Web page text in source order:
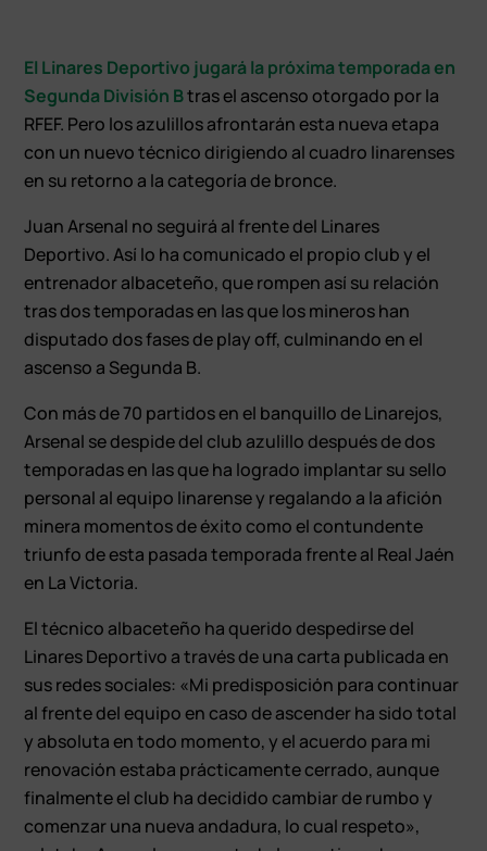
El Linares Deportivo jugará la próxima temporada en
Segunda División Btras el ascenso otorgado por la
RFEF. Pero los azulillos afrontarán esta nueva etapa
con un nuevo técnico dirigiendo al cuadro linarenses
en su retorno a la categoría de bronce.
Juan Arsenal no seguirá al frente del Linares
Deportivo. Así lo ha comunicado el propio club y el
entrenador albaceteño, que rompen así su relación
tras dos temporadas en las que los mineros han
disputado dos fases de play off, culminando en el
ascenso a Segunda B.
Con más de 70 partidos en el banquillo de Linarejos,
Arsenal se despide del club azulillo después de dos
temporadas en las que ha logrado implantar su sello
personal al equipo linarense y regalando a la afición
minera momentos de éxito como el contundente
triunfo de esta pasada temporada frente al Real Jaén
en La Victoria.
El técnico albaceteño ha querido despedirse del
Linares Deportivo a través de una carta publicada en
sus redes sociales: «Mi predisposición para continuar
al frente del equipo en caso de ascender ha sido total
y absoluta en todo momento, y el acuerdo para mi
renovación estaba prácticamente cerrado, aunque
finalmente el club ha decidido cambiar de rumbo y
comenzar una nueva andadura, lo cual respeto»,